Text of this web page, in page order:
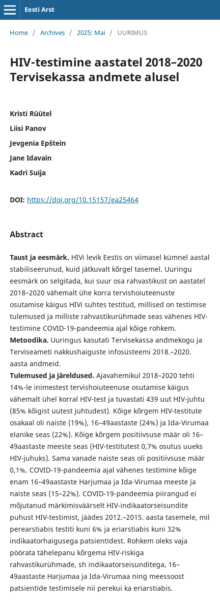
Eesti Arst
Home / Archives / 2025: Mai / UURIMUS
HIV-testimine aastatel 2018–2020
Tervisekassa andmete alusel
Kristi Rüütel
Liisi Panov
Jevgenia Epštein
Jane Idavain
Kadri Suija
DOI: https://doi.org/10.15157/ea25464
Abstract
Taust ja eesmärk. HIVi levik Eestis on viimasel kümnel aastal
stabiliseerunud, kuid jätkuvalt kõrgel tasemel. Uuringu
eesmärk on selgitada, kui suur osa rahvastikust on aastatel
2018–2020 vähemalt ühe korra tervishoiuteenuste
osutamise käigus HIVi suhtes testitud, millised on testimise
tulemused ja milliste rahvastikurühmade seas vähenes HIV-
testimine COVID-19-pandeemia ajal kõige rohkem.
Metoodika. Uuringus kasutati Tervisekassa andmekogu ja
Terviseameti nakkushaiguste infosüsteemi 2018.–2020.
aasta andmeid.
Tulemused ja järeldused. Ajavahemikul 2018–2020 tehti
14%-le inimestest tervishoiuteenuse osutamise käigus
vähemalt ühel korral HIV-test ja tuvastati 439 uut HIV-juhtu
(85% kõigist uutest juhtudest). Kõige kõrgem HIV-testitute
osakaal oli naiste (19%), 16–49aastaste (24%) ja Ida-Virumaa
elanike seas (22%). Kõige kõrgem positiivsuse määr oli 16–
49aastaste meeste seas (HIV-testitutest 0,7% osutus uueks
HIV-juhuks). Sama vanade naiste seas oli positiivsuse määr
0,1%. COVID-19-pandeemia ajal vähenes testimine kõige
enam 16–49aastaste Harjumaa ja Ida-Virumaa meeste ja
naiste seas (15–22%). COVID-19-pandeemia piirangud ei
mõjutanud märkimisväärselt HIV-indikaatorseisundite
puhust HIV-testimist, jäädes 2012.–2015. aasta tasemele, mil
perearstiabis testiti kuni 6% ja eriarstiabis kuni 32%
indikaatorhaigusega patsientidest. Rohkem oleks vaja
pöörata tähelepanu kõrgema HIV-riskiga
rahvastikurühmade, sh indikaatorseisunditega, 16–
49aastaste Harjumaa ja Ida-Virumaa ning meessoost
patsientide testimisele nii perekui ka eriarstiabis.